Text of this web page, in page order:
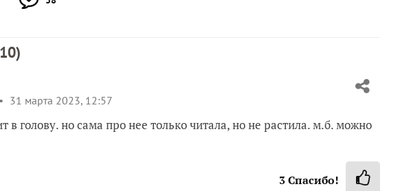
10)
31 марта 2023, 12:57
в голову. но сама про нее только читала, но не растила. м.б. можно
3Спасибо!